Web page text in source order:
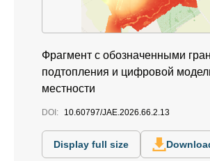
Фрагмент с обозначенными
подтопления и цифровой
местности
DOI: 10.60797/JAE.2026.66.2.13
Display full size